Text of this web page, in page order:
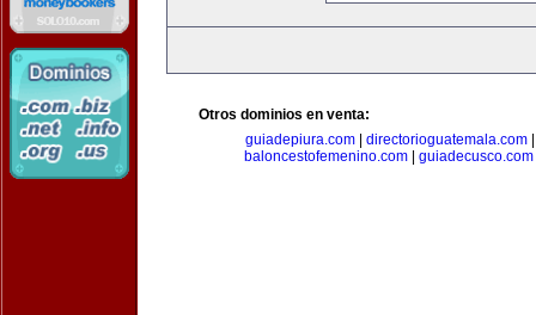
Otros dominios en venta:
guiadepiura.com
directorioguatemala.com
baloncestofemenino.com
guiadecusco.com